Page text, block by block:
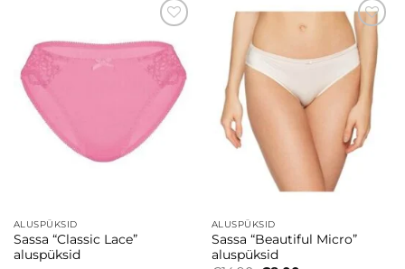
Lisa
soovinimekirja
ALUSPÜKSID
Sassa “Classic Lace”
aluspüksid
soovinimekirja
ALUSPÜKSID
Sassa “Beautiful Micro”
aluspüksid